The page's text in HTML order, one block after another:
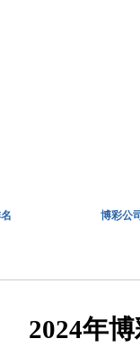
博彩公
2024年